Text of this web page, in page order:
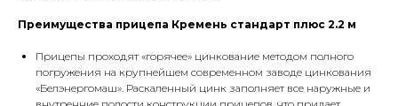
Преимущества прицепа Кремень стандарт плюс 2.2 м
Прицепы проходят «горячее» цинкование методом полного
погружения на крупнейшем современном заводе цинкования
«Белэнергомаш». Раскаленный цинк заполняет все наружные и